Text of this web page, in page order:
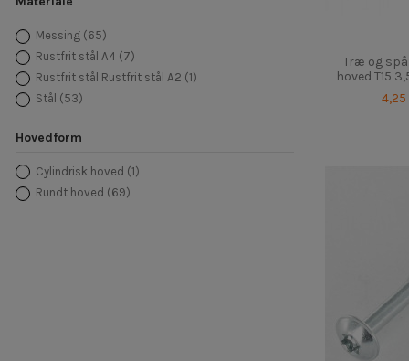
Træ og
hoved T15
4,25
Messing (65)
Rustfrit stål A4 (7)
Rustfrit stål Rustfrit stål A2 (1)
Stål (53)
Hovedform
Cylindrisk hoved (1)
Rundt hoved (69)